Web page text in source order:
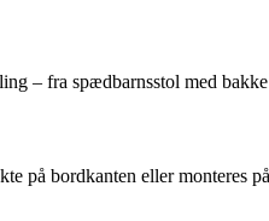
– fra spædbarnsstol med
på bordkanten eller monteres